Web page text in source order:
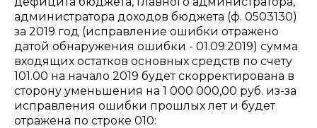
администратора доходов бюджета (ф. 0503130)
за 2019 год (исправление ошибки отражено
датой обнаружения ошибки - 01.09.2019) сумма
входящих остатков основных средств по счету
101.00 на начало 2019 будет скорректирована в
сторону уменьшения на 1 000 000,00 руб. из-за
исправления ошибки прошлых лет и будет
отражена по строке 010: